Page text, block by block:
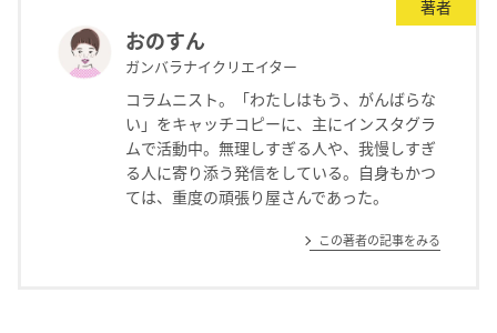
著者
おのすん
ガンバラナイクリエイター
コラムニスト。「わたしはもう、がんばらな
い」をキャッチコピーに、主にインスタグラ
ムで活動中。無理しすぎる人や、我慢しすぎ
る人に寄り添う発信をしている。自身もかつ
ては、重度の頑張り屋さんであった。
この著者の記事をみる